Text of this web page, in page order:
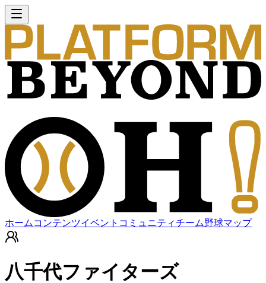
ホーム コンテンツイベント コミュニティチーム野球マップ
八千代ファイターズ